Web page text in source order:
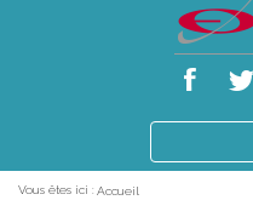
le
Vous êtes ici : Accueil